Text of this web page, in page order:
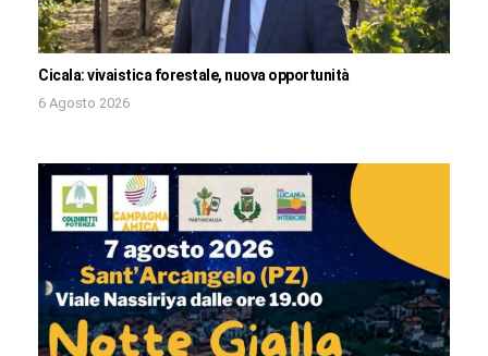
Cicala: vivaistica forestale, nuova opportunità
6 Agosto 2026